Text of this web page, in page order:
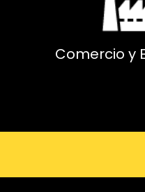
Comercio y